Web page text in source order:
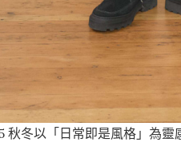
秋冬以「日常即是風格」為